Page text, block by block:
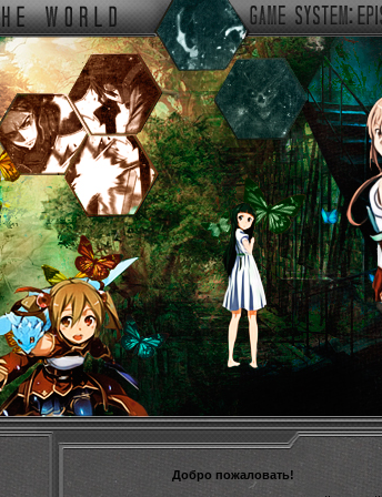
Добро пожаловать!